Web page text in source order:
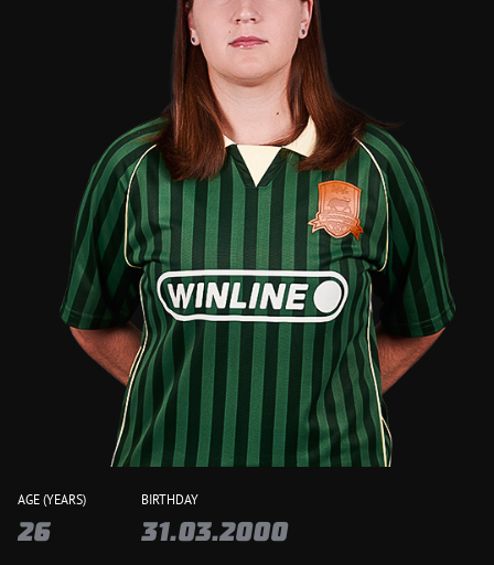
AGE (YEARS)
26
BIRTHDAY
31.03.2000